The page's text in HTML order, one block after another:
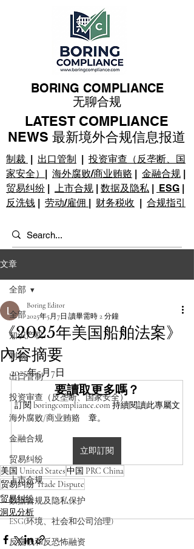
制裁 | 出口管制 | 投资审查（反垄断、国
家安全） | 海外腐败/商业贿赂 | 金融合规 |
贸易纠纷 | 上市合规 | 数据及隐私 | ESG |
反洗钱 | 劳动/雇佣 | 财务税收 | 合规指引
BORING COMPLIANCE
无聊合规
LATEST COMPLIANCE
NEWS 最新境外合规信息报道
文章
全部
知识产权
制裁
出口管制
投资审查（反垄断、国家安全）
海外腐败/商业贿赂
金融合规
贸易纠纷
上市合规
数据合规及隐私保护
ESG(环境、社会和公司治理)
反洗钱和反恐怖融资
全部
《2025年美国船舶法案》
內容摘要
Boring Editor
2025年5月7日 讀畢需時 2 分鐘
2025年5月7日
要讀取更多嗎？
訂閱 boringcompliance.com 持續閱讀此專屬文
章。
立即訂閱
美国 United States中国 PRC China
贸易纠纷 Trade Dispute
贸易纠纷
洞见分析